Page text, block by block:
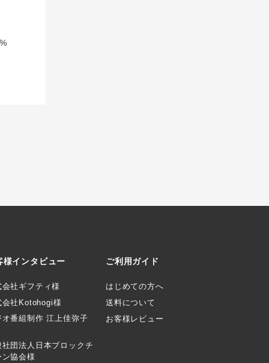
様インタビュー
会社ギフティ様
会社Kotohogi様
オ番組制作 江上佳弥子
社団法人日本ブロックチ
ン協会様
ご利用ガイド
はじめての方へ
送料について
お客様レビュー